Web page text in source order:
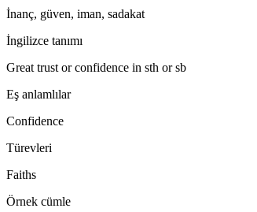
İnanç, güven, iman, sadakat
İngilizce tanımı
Great trust or confidence in sth or sb
Eş anlamlılar
Confidence
Türevleri
Faiths
Örnek cümle